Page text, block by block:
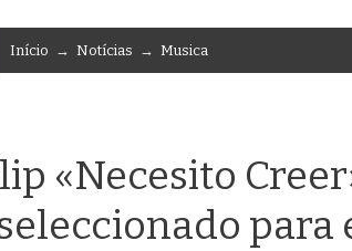
Início → Notícias → Musica
«Necesito
para